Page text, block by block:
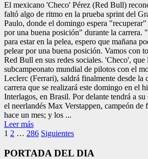
El mexicano 'Checo' Pérez (Red Bull)
faltó algo de ritmo en la prueba sprint del
Paulo, donde el domingo espera
por una buena posición" durante la carrera.
para estar en la pelea, espero que mañana
pelear por una buena posición. Vamos con
Red Bull en sus redes sociales. 'Checo', que
subcampeonato mundial de pilotos con el
Leclerc (Ferrari), saldrá finalmente desde la
carrera que se realizará este domingo en el
Interlagos, en Brasil. Por delante tendrá a
el neerlandés Max Verstappen, campeón de
hace un mes; y los ...
Leer más
Paginación
de
1 2 … 286 Siguientes
PORTADA DEL DIA